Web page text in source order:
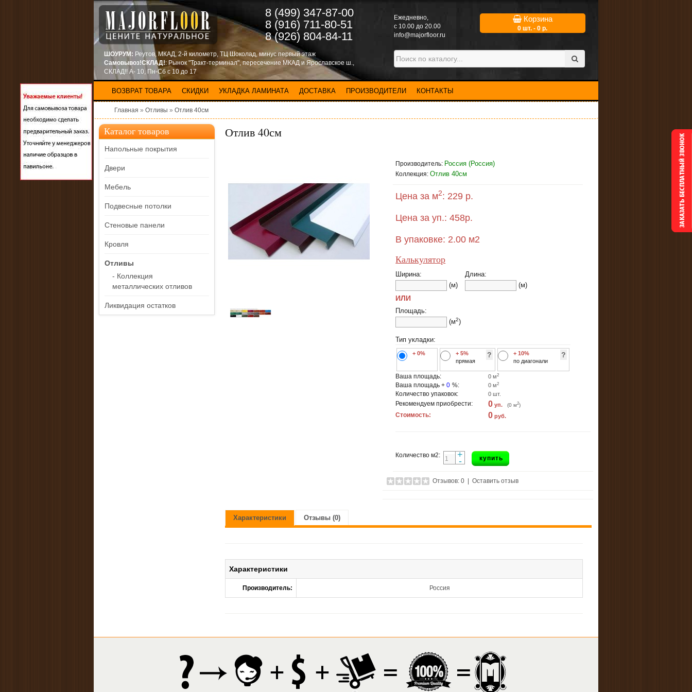
8 (499) 347-87-00
8 (916) 711-80-51
8 (926) 804-84-11
Eжедневно,
с 10.00 до 20.00
info@majorfloor.ru
Корзина
0 шт. - 0 р.
ШОУРУМ: Реутов, МКАД, 2-й километр, ТЦ Шоколад, минус первый этаж
Самовывоз!СКЛАД!: Рынок "Тракт-терминал", пересечение МКАД и Ярославское ш.,
СКЛАД!! А- 10, Пн-Сб с 10 до 17
ВОЗВРАТ ТОВАРА СКИДКИ УКЛАДКА ЛАМИНАТА ДОСТАВКА ПРОИЗВОДИТЕЛИ КОНТАКТЫ
Главная » Отливы » Отлив 40см
Каталог товаров
Напольные покрытия
Двери
Мебель
Подвесные потолки
Стеновые панели
Кровля
Отливы
- Коллекция
металлических отливов
Ликвидация остатков
Отлив 40см
Производитель: Россия (Россия)
Коллекция: Отлив 40см
Цена за м2: 229 р.
Цена за уп.: 458р.
В упаковке: 2.00 м2
Калькулятор
Ширина:
(м)
Длина:
(м)
ИЛИ
Площадь:
(м2)
Тип укладки:
+ 0%
+ 5%
прямая
?
+ 10%
по диагонали
?
Ваша площадь: 0 м2
Ваша площадь +0 %: 0 м2
Количество упаковок: 0 шт.
Рекомендуем приобрести: 0 уп. (0 м2)
Стоимость: 0 руб.
Количество м2: +
- купить
Отзывов: 0 |Оставить отзыв
Характеристики Отзывы (0)
Характеристики
Производитель: Россия